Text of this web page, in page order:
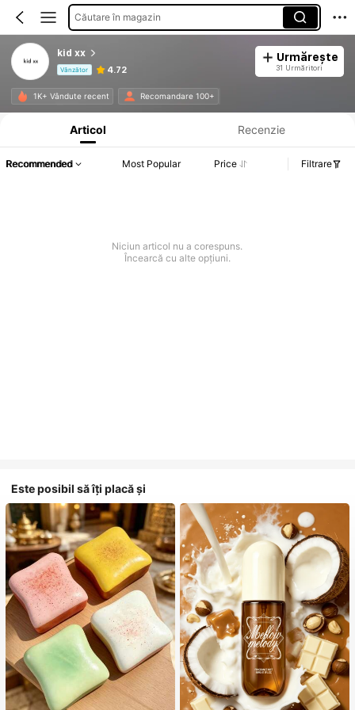
Căutare în magazin
kid xx
Vânzător 4.72
Urmărește
31 Urmăritori
1K+ Vândute recent Recomandare 100+
Informații despre produs: Divulgarea prețului, detalii privind vânzările și stocul.
Articol Recenzie
Recommended Most Popular Price Filtrare
Niciun articol nu a corespuns.
Încearcă cu alte opțiuni.
Este posibil să îți placă și